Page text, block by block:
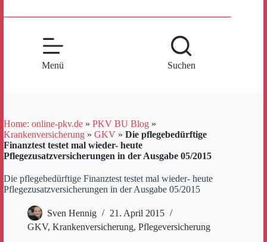
Menü Suchen
Home: online-pkv.de » PKV BU Blog »
Krankenversicherung » GKV » Die pflegebedürftige
Finanztest testet mal wieder- heute
Pflegezusatzversicherungen in der Ausgabe 05/2015
Die pflegebedürftige Finanztest testet mal wieder- heute
Pflegezusatzversicherungen in der Ausgabe 05/2015
Sven Hennig
21. April 2015
GKV, Krankenversicherung, Pflegeversicherung